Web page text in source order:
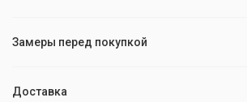
Замеры перед покупкой
Доставка